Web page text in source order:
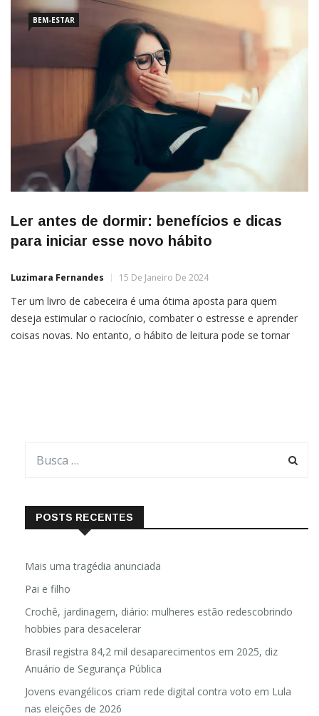
BEM-ESTAR
Ler antes de dormir: benefícios e dicas
para iniciar esse novo hábito
Luzimara Fernandes 15 De Janeiro De 2024
Ter um livro de cabeceira é uma ótima aposta para quem
deseja estimular o raciocínio, combater o estresse e aprender
coisas novas. No entanto, o hábito de leitura pode se tornar
POSTS RECENTES
Mais uma tragédia anunciada
Pai e filho
Crochê, jardinagem, diário: mulheres estão redescobrindo
hobbies para desacelerar
Brasil registra 84,2 mil desaparecimentos em 2025, diz
Anuário de Segurança Pública
Jovens evangélicos criam rede digital contra voto em Lula
nas eleições de 2026